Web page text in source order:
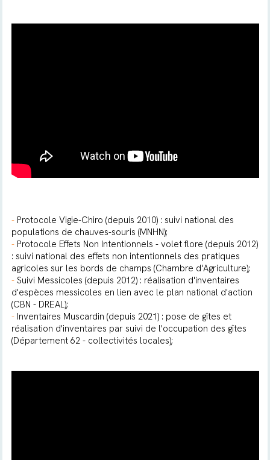
-Protocole Vigie-Chiro (depuis 2010) : suivi national des
populations de chauves-souris (MNHN);
-Protocole Effets Non Intentionnels - volet flore (depuis 2012)
: suivi national des effets non intentionnels des pratiques
agricoles sur les bords de champs (Chambre d'Agriculture);
-Suivi Messicoles (depuis 2012) : réalisation d'inventaires
d'espèces messicoles en lien avec le plan national d'action
(CBN - DREAL);
-Inventaires Muscardin (depuis 2021) : pose de gîtes et
réalisation d'inventaires par suivi de l'occupation des gîtes
(Département 62 - collectivités locales);